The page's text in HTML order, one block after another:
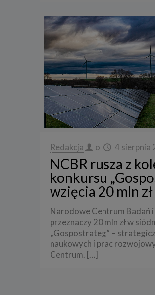
Redakcja o 4 sierpnia
NCBR rusza z
konkursu
wzięcia 20 mln zł
Narodowe Centrum Badań
przeznaczy 20 mln zł w
„Gospostrateg” –
naukowych i prac
Centrum. […]